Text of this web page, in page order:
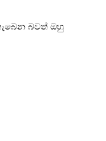
බවත් ඔහු